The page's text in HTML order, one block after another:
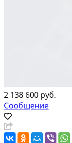
2 138 600 руб.
Сообщение